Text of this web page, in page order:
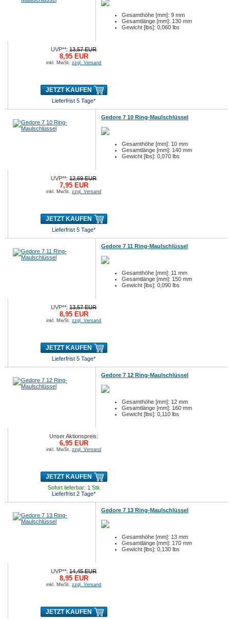
Gesamthöhe [mm]: 9 mm
Gesamtlänge [mm]: 130 mm
Gewicht [lbs]: 0,060 lbs
UVP**:13,57 EUR
8,95 EUR
inkl. MwSt.zzgl. Versand
JETZT KAUFEN
Lieferfrist 5 Tage*
Gedore 7 10 Ring-Maulschlüssel
Gesamthöhe [mm]: 10 mm
Gesamtlänge [mm]: 140 mm
Gewicht [lbs]: 0,070 lbs
UVP**:12,69 EUR
7,95 EUR
inkl. MwSt.zzgl. Versand
JETZT KAUFEN
Lieferfrist 5 Tage*
Gedore 7 11 Ring-Maulschlüssel
Gesamthöhe [mm]: 11 mm
Gesamtlänge [mm]: 150 mm
Gewicht [lbs]: 0,090 lbs
UVP**:13,57 EUR
8,95 EUR
inkl. MwSt.zzgl. Versand
JETZT KAUFEN
Lieferfrist 5 Tage*
Gedore 7 12 Ring-Maulschlüssel
Gesamthöhe [mm]: 12 mm
Gesamtlänge [mm]: 160 mm
Gewicht [lbs]: 0,110 lbs
Unser Aktionspreis:
6,95 EUR
inkl. MwSt.zzgl. Versand
JETZT KAUFEN
Sofort lieferbar: 1 Stk
Lieferfrist 2 Tage*
Gedore 7 13 Ring-Maulschlüssel
Gesamthöhe [mm]: 13 mm
Gesamtlänge [mm]: 170 mm
Gewicht [lbs]: 0,130 lbs
UVP**:14,45 EUR
8,95 EUR
inkl. MwSt.zzgl. Versand
JETZT KAUFEN